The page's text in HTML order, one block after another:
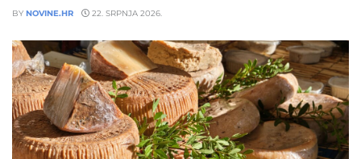
BY NOVINE.HR 22. SRPNJA 2026.